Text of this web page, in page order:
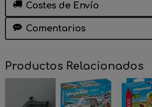
Costes de Envío
Comentarios
Productos Relacionados